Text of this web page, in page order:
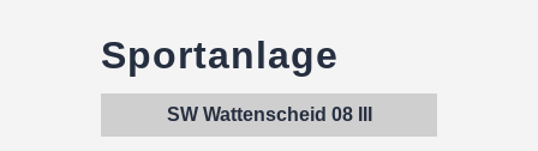
Sportanlage
SW Wattenscheid 08 III